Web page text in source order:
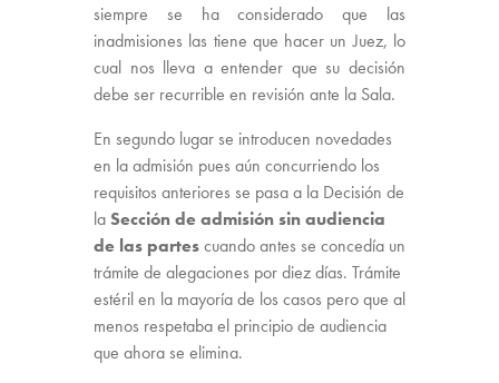
siempre se ha considerado que las
inadmisiones las tiene que hacer un Juez, lo
cual nos lleva a entender que su decisión
debe ser recurrible en revisión ante la Sala.
En segundo lugar se introducen novedades
en la admisión pues aún concurriendo los
requisitos anteriores se pasa a la Decisión de
laSección de admisión sin audiencia
de las partescuando antes se concedía un
trámite de alegaciones por diez días. Trámite
estéril en la mayoría de los casos pero que al
menos respetaba el principio de audiencia
que ahora se elimina.